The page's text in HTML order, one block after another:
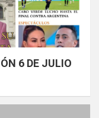
6 DE JULIO